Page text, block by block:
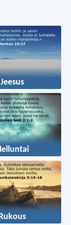
Jeesus
Rukous